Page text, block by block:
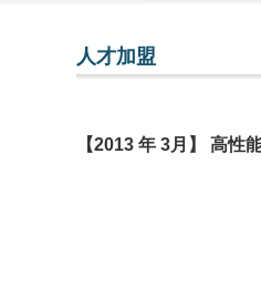
人才加盟
【2013 年 3月】 高性